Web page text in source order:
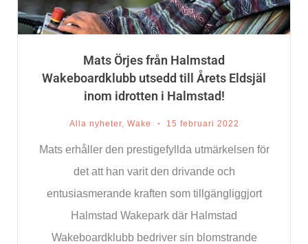
Mats Örjes från Halmstad
Wakeboardklubb utsedd till Årets Eldsjäl
inom idrotten i Halmstad!
Alla nyheter, Wake 15 februari 2022
Mats erhåller den prestigefyllda utmärkelsen för
det att han varit den drivande och
entusiasmerande kraften som tillgängliggjort
Halmstad Wakepark där Halmstad
Wakeboardklubb bedriver sin blomstrande